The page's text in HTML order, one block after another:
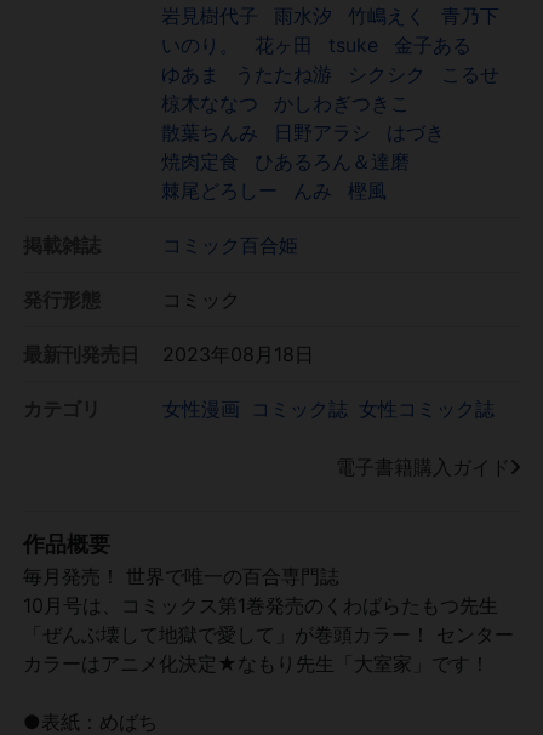
岩見樹代子
雨水汐 竹嶋えく
青乃下
いのり。
花ヶ田 tsuke
金子ある
ゆあま
うたたね游 シクシク
こるせ
椋木ななつ
かしわぎつきこ
散葉ちんみ
日野アラシ
はづき
焼肉定食
ひあるろん＆達磨
棘尾どろしー
んみ 樫風
コミック百合姫
コミック
2023年08月18日
女性漫画 コミック誌 女性コミック誌
電子書籍購入ガイド
作品概要
毎月発売！ 世界で唯一の百合専門誌
10月号は、コミックス第1巻発売のくわばらたもつ先生
「ぜんぶ壊して地獄で愛して」が巻頭カラー！ センター
カラーはアニメ化決定★なもり先生「大室家」です！
●表紙：めばち